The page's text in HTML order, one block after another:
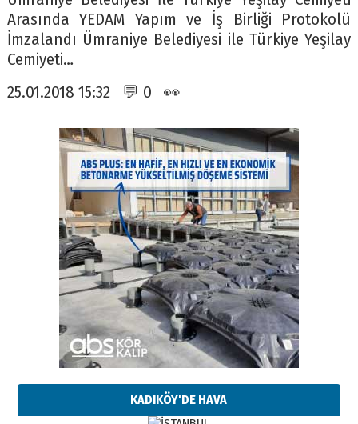
Arasında YEDAM Yapım ve İş Birliği Protokolü
İmzalandı Ümraniye Belediyesi ile Türkiye Yeşilay
Cemiyeti…
25.01.2018 15:32 💬 0 👀
KADIKÖY'DE HAVA